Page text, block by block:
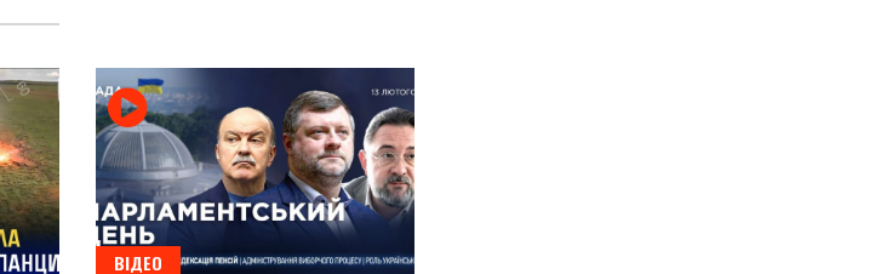
ВІДЕО